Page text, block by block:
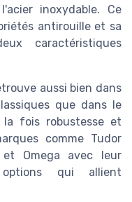
inoxydable. Ce
antirouille et sa
caractéristiques
aussi bien dans
que dans le
fois robustesse et
comme Tudor
Omega avec leur
options qui allient